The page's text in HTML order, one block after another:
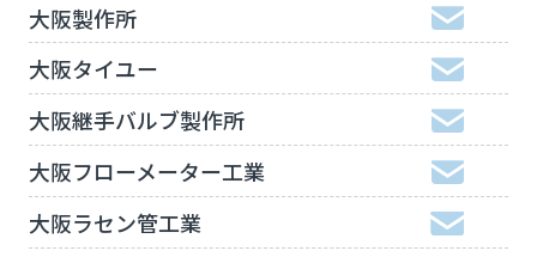
大阪製作所
大阪タイユー
大阪継手バルブ製作所
大阪フローメーター工業
大阪ラセン管工業